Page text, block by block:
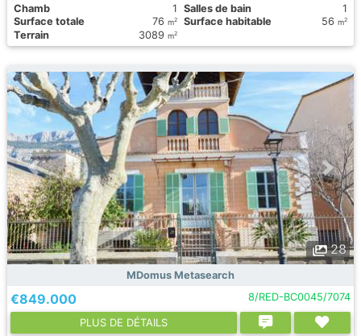
Chamb 1 Salles de bain
1
Surface totale
76 m2 Surface habitable 56 m2
Terrain 3089 m2
28
MDomus Metasearch
€849.000 8/RED-BC0045/7074
PLUS DE DÉTAILS